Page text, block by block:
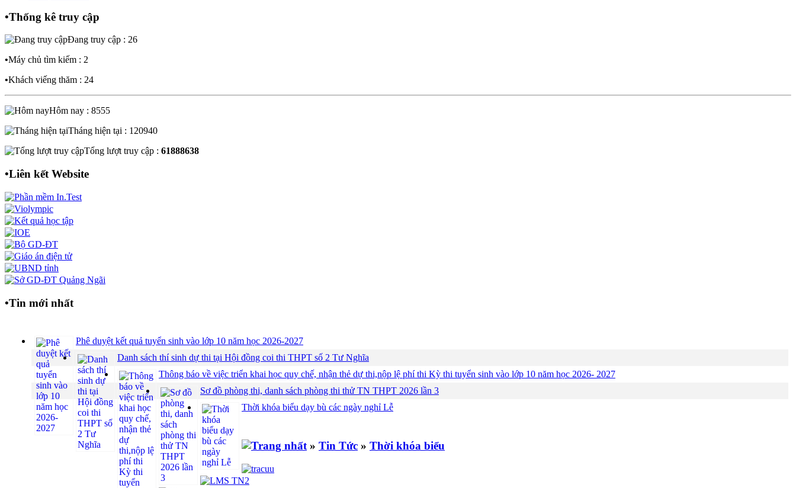
•Thống kê truy cập
Đang truy cập : 26
•Máy chủ tìm kiếm : 2
•Khách viếng thăm : 24
Hôm nay : 8555
Tháng hiện tại : 120940
Tổng lượt truy cập : 61888638
•Liên kết Website
•Tin mới nhất
Phê duyệt kết quả tuyển sinh vào lớp 10 năm học 2026-2027
Danh sách thí sinh dự thi tại Hội đồng coi thi THPT số 2 Tư Nghĩa
Thông báo về việc triển khai học quy chế, nhận thẻ dự thi,nộp lệ phí thi Kỳ thi tuyển sinh vào lớp 10 năm học 2026- 2027
Sơ đồ phòng thi, danh sách phòng thi thử TN THPT 2026 lần 3
Thời khóa biểu dạy bù các ngày nghỉ Lễ
» Tin Tức » Thời khóa biểu